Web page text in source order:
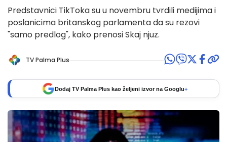
Predstavnici TikToka su u novembru tvrdili medijima i
poslanicima britanskog parlamenta da su rezovi
"samo predlog", kako prenosi Skaj njuz.
TV Palma Plus
Dodaj TV Palma Plus kao željeni izvor na Googlu+